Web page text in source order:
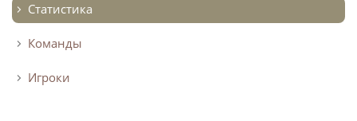
Статистика
Команды
Игроки